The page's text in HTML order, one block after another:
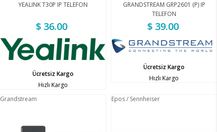
YEALINK T30P IP TELEFON
$ 36.00
Ücretsiz Kargo
Hızlı Kargo
GRANDSTREAM GRP2601 (P) IP
TELEFON
$ 39.00
Ücretsiz Kargo
Hızlı Kargo
Grandstream Epos / Sennheiser